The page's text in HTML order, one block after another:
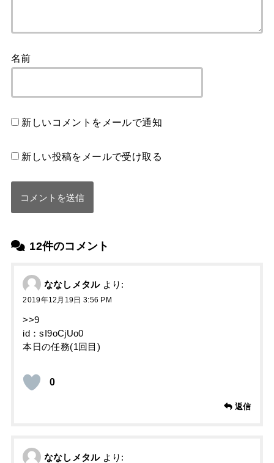
12件のコメント
ななしメタル より:
2019年12月19日 3:56 PM
>>9
id：sI9oCjUo0
本日の任務(1回目)
0
返信
ななしメタル より:
名前
新しいコメントをメールで通知
新しい投稿をメールで受け取る